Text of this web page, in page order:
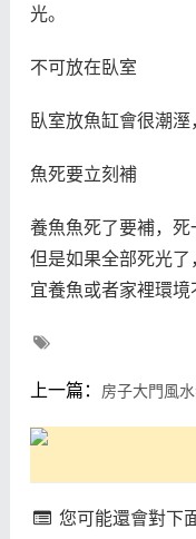
光。
不可放在臥室
臥室放魚缸會很潮溼
魚死要立刻補
養魚魚死了要補，死
但是如果全部死光
宜養魚或者家裡環境
上一篇： 房子大門風
您可能還會對下